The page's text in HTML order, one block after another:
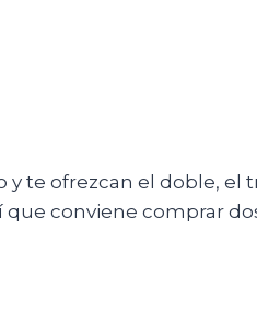
te ofrezcan el doble, el
que conviene comprar